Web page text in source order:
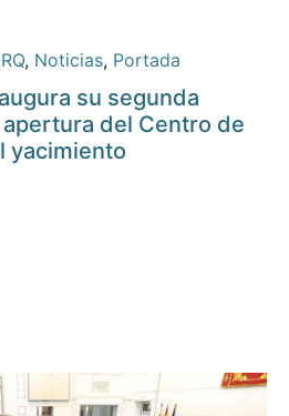
, Noticias, Portada
su segunda
del Centro de
yacimiento